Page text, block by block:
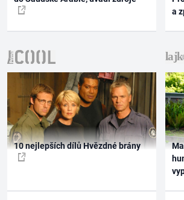
a
10 nejlepších dílů Hvězdné brány